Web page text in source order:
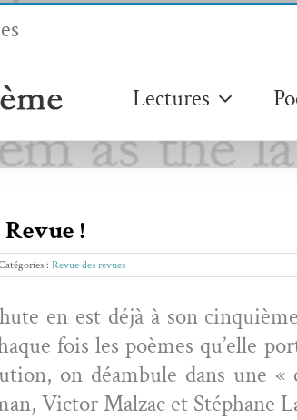
Lectures
!
: Revue des revues
en est déjà à son
fois les poèmes qu’elle
on déam­bule dans une «
Vic­tor Malzac et Stéphane